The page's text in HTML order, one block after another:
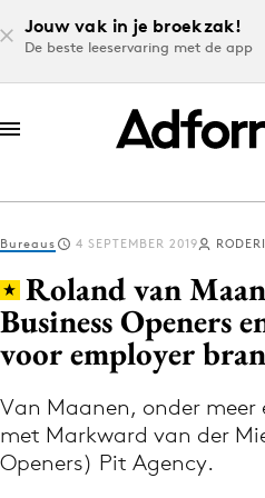
Jouw vak in je broekzak!
De beste leeservaring met de app
Log in
Download
Volg het laatste
Bureaus 4 SEPTEMBER 2019
Roland van
Business Openers
voor employer
Van Maanen, onder
met Markward van der
Openers) Pit Agency.